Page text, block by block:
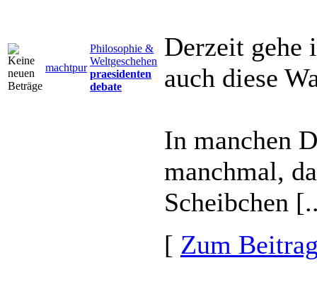
machtpur
Philosophie &
Weltgeschehen
praesidenten
debate
Derzeit gehe
auch diese
In manchen
manchmal,
Scheibchen
[ Zum